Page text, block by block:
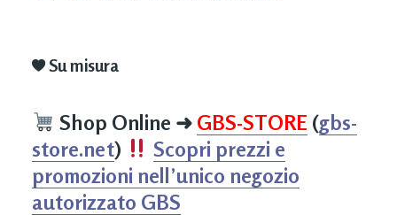
Su misura
Shop Online ➜ GBS-STORE (gbs-
store.net)
Scopri prezzi e
promozioni nell’unico negozio
autorizzato GBS